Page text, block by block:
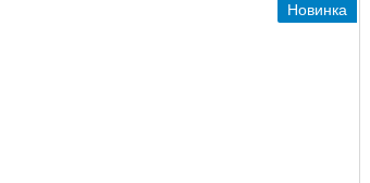
Новинка